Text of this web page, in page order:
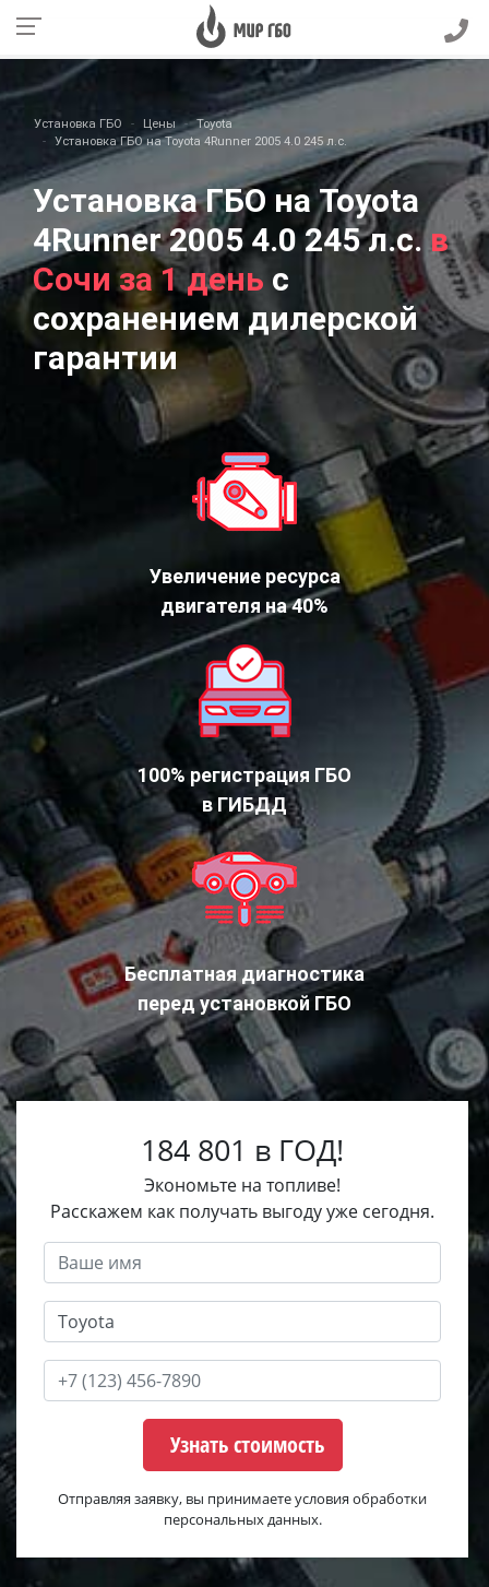
Установка ГБО Цены
Toyota
Установка ГБО на Toyota 4Runner 2005 4.0 245 л.с.
Установка ГБО на Toyota
4Runner 2005 4.0 245 л.с.в
Сочи за 1 день с
сохранением дилерской
гарантии
Увеличение ресурса
двигателя на 40%
100% регистрация ГБО
в ГИБДД
Бесплатная диагностика
перед установкой ГБО
184 801 в ГОД!
Экономьте на топливе!
Расскажем как получать выгоду уже сегодня.
Узнать стоимость
Отправляя заявку, вы принимаете условия обработки
персональных данных.